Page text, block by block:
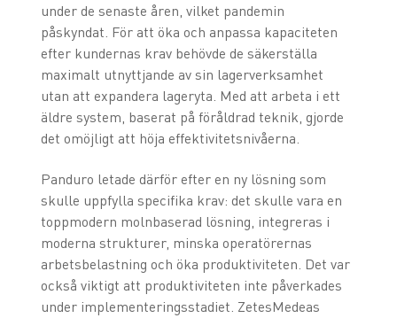
under de senaste åren, vilket pandemin
påskyndat. För att öka och anpassa kapaciteten
efter kundernas krav behövde de säkerställa
maximalt utnyttjande av sin lagerverksamhet
utan att expandera lageryta. Med att arbeta i ett
äldre system, baserat på föråldrad teknik, gjorde
det omöjligt att höja effektivitetsnivåerna.
Panduro letade därför efter en ny lösning som
skulle uppfylla specifika krav: det skulle vara en
toppmodern molnbaserad lösning, integreras i
moderna strukturer, minska operatörernas
arbetsbelastning och öka produktiviteten. Det var
också viktigt att produktiviteten inte påverkades
under implementeringsstadiet. ZetesMedeas